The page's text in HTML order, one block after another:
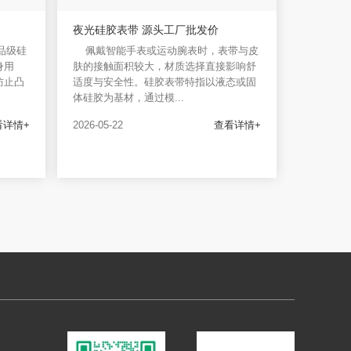
级硅
用
止凸
详情+
夜光硅胶表带 源头工厂批发价
佩戴智能手表或运动腕表时，表带与皮
肤的接触面积较大，材质选择直接影响舒
适度与安全性。硅胶表带特指以液态或固
体硅胶为基材，通过模...
2026-05-22 查看详情+